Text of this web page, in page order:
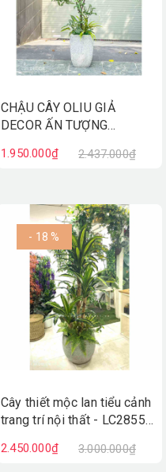
CHẬU CÂY OLIU GIẢ
DECOR ẤN TƯỢNG
1.950.000₫ 2.437.000₫
- 18 %
Cây thiết mộc lan tiểu cảnh
trang trí nội thất - LC2855
2.450.000₫ 3.000.000₫